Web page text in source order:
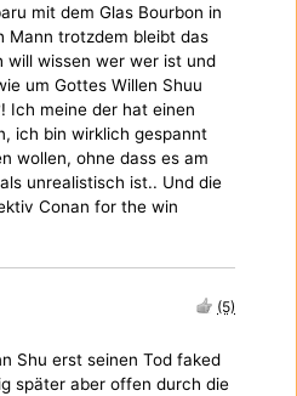
mit dem Glas Bourbon in
Mann trotzdem bleibt das
will wissen wer wer ist und
um Gottes Willen Shuu
Ich meine der hat einen
ich bin wirklich gespannt
wollen, ohne dass es am
unrealistisch ist.. Und die
Conan for the win
(5)
Shu erst seinen Tod faked
später aber offen durch die